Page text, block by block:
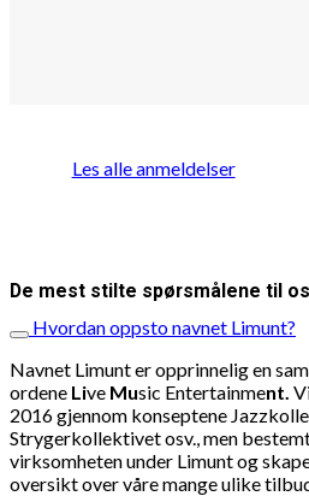
Les alle anmeldelser
De mest stilte spørsmålene til
Hvordan oppsto navnet Limunt?
Navnet Limunt er opprinnelig en
ordene Live Music Entertainment.
2016 gjennom konseptene
Strygerkollektivet osv., men
virksomheten under Limunt og
oversikt over våre mange ulike